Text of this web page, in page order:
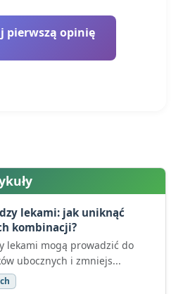
pierwszą opinię
lekami: jak uniknąć
kombinacji?
lekami mogą prowadzić do
ubocznych i zmniejs...